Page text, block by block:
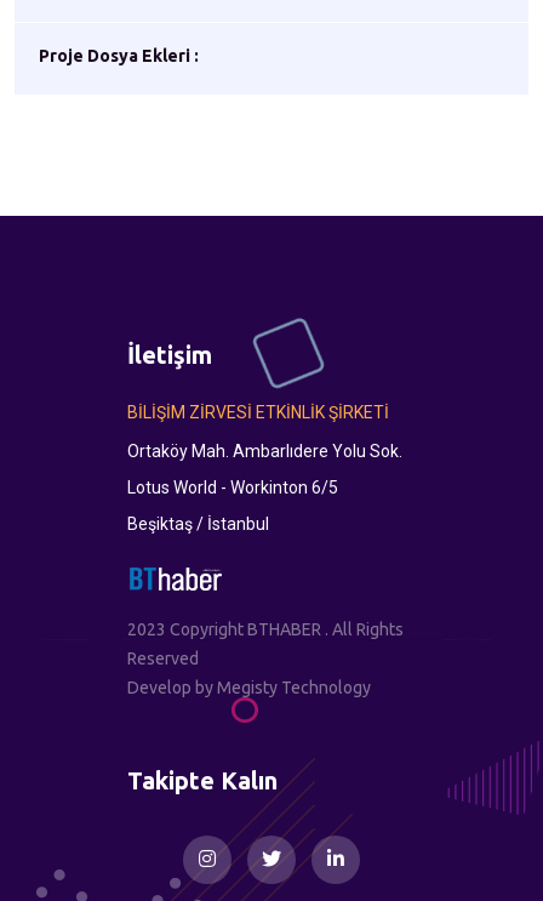
Proje Dosya Ekleri :
İletişim
BİLİŞİM ZİRVESİ ETKİNLİK ŞİRKETİ
Ortaköy Mah. Ambarlıdere Yolu Sok.
Lotus World - Workinton 6/5
Beşiktaş / İstanbul
2023 Copyright BTHABER . All Rights
Reserved
Develop byMegisty Technology
Takipte Kalın